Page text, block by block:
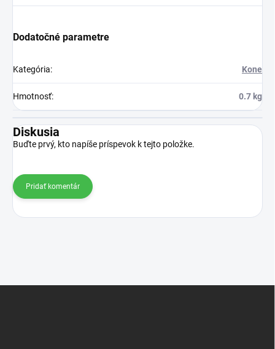
Dodatočné parametre
Kategória: Kone
Hmotnosť: 0.7 kg
Diskusia
Buďte prvý, kto napíše príspevok k tejto položke.
Pridať komentár